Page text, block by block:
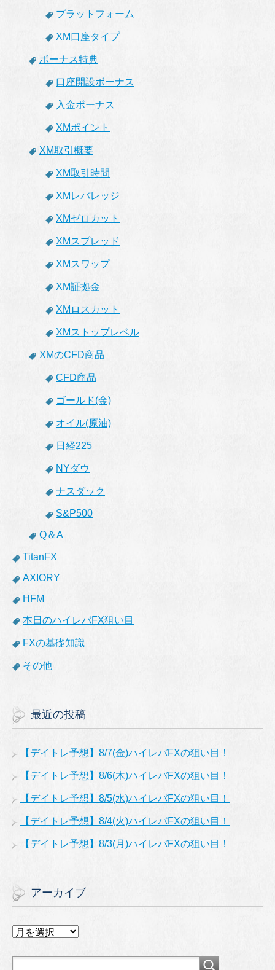
プラットフォーム
XM口座タイプ
ボーナス特典
口座開設ボーナス
入金ボーナス
XMポイント
XM取引概要
XM取引時間
XMレバレッジ
XMゼロカット
XMスプレッド
XMスワップ
XM証拠金
XMロスカット
XMストップレベル
XMのCFD商品
CFD商品
ゴールド(金)
オイル(原油)
日経225
NYダウ
ナスダック
S&P500
Q＆A
TitanFX
AXIORY
HFM
本日のハイレバFX狙い目
FXの基礎知識
その他
最近の投稿
【デイトレ予想】8/7(金)ハイレバFXの狙い目！
【デイトレ予想】8/6(木)ハイレバFXの狙い目！
【デイトレ予想】8/5(水)ハイレバFXの狙い目！
【デイトレ予想】8/4(火)ハイレバFXの狙い目！
【デイトレ予想】8/3(月)ハイレバFXの狙い目！
アーカイブ
ア
カ